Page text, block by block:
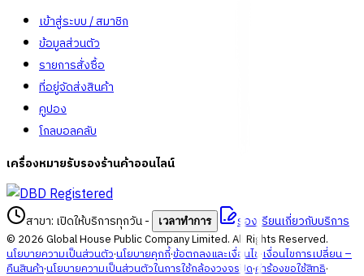
เข้าสู่ระบบ / สมาชิก
ข้อมูลส่วนตัว
รายการสั่งซื้อ
ที่อยู่จัดส่งสินค้า
คูปอง
โกลบอลคลับ
เครื่องหมายรับรองร้านค้าออนไลน์
สาขา: เปิดให้บริการทุกวัน- เวลาทำการ ร้องเรียนเกี่ยวกับบริการ
© 2026Global House Public Company Limited. All Rights Reserved.
นโยบายความเป็นส่วนตัว·นโยบายคุกกี้·ข้อตกลงและเงื่อนไข·เงื่อนไขการเปลี่ยน –
คืนสินค้า·นโยบายความเป็นส่วนตัวในการใช้กล้องวงจรปิด·คำร้องขอใช้สิทธิ·